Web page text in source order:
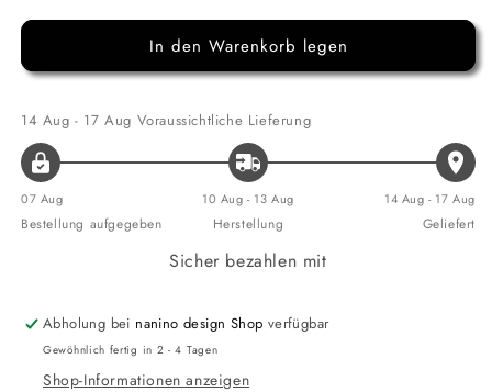
Menge
Halskette
&quot;Lebe
Liebe
Lache&quot;
Menge
für
Halskette
&quot;Lebe
Lache&quot;
In den Warenkorb legen
14 Aug - 17 Aug Voraussichtliche Lieferung
07 Aug
Bestellung aufgegeben
10 Aug - 13 Aug
Herstellung
14 Aug - 17 Aug
Geliefert
Sicher bezahlen mit
Abholung bei nanino design Shop verfügbar
Gewöhnlich fertig in 2 - 4 Tagen
Shop-Informationen anzeigen